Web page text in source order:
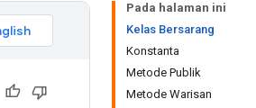
Pada halaman ini
Kelas Bersarang
Konstanta
Metode Publik
Metode Warisan